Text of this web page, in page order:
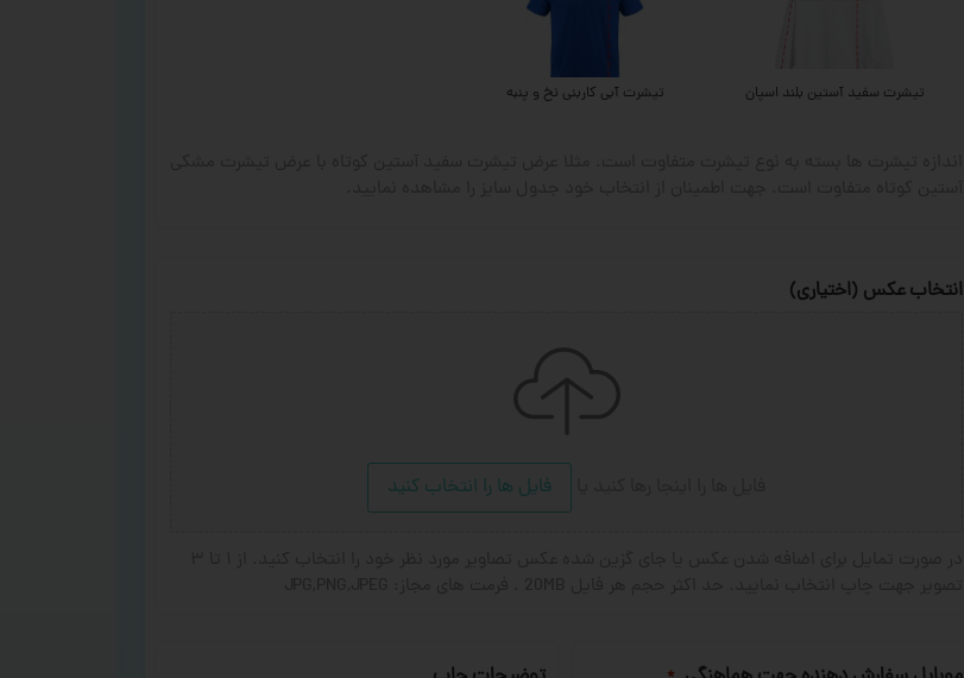
تیشرت سفید آستین بلند اسپان تیشرت آبی کاربنی نخ و پنبه
انتخاب عکس (اختیاری)
فایل ها را انتخاب کنید